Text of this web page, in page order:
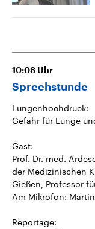
10:08 Uhr
Sprechstunde
Lungenhochdruck:
Gefahr für Lunge
Gast:
Prof. Dr. med.
der Medizinischen
Gießen, Professor
Am Mikrofon:
Reportage: